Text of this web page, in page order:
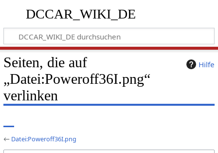
DCCAR_WIKI_DE
Hilfe
Seiten, die auf
„Datei:Poweroff36I.png“
verlinken
← Datei:Poweroff36I.png